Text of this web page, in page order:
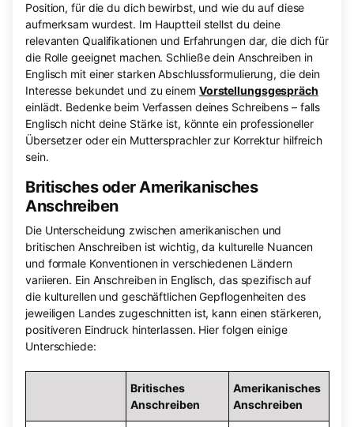
Position, für die du dich bewirbst, und wie du auf diese
aufmerksam wurdest. Im Hauptteil stellst du deine
relevanten Qualifikationen und Erfahrungen dar, die dich für
die Rolle geeignet machen. Schließe dein Anschreiben in
Englisch mit einer starken Abschlussformulierung, die dein
Interesse bekundet und zu einem Vorstellungsgespräch
einlädt. Bedenke beim Verfassen deines Schreibens – falls
Englisch nicht deine Stärke ist, könnte ein professioneller
Übersetzer oder ein Muttersprachler zur Korrektur hilfreich
sein.
Britisches oder Amerikanisches
Anschreiben
Die Unterscheidung zwischen amerikanischen und
britischen Anschreiben ist wichtig, da kulturelle Nuancen
und formale Konventionen in verschiedenen Ländern
variieren. Ein Anschreiben in Englisch, das spezifisch auf
die kulturellen und geschäftlichen Gepflogenheiten des
jeweiligen Landes zugeschnitten ist, kann einen stärkeren,
positiveren Eindruck hinterlassen. Hier folgen einige
Unterschiede:
Britisches
Anschreiben
Amerikanisches
Anschreiben